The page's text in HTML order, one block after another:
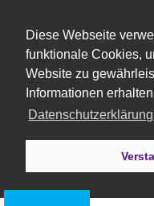
Diese Webseite
funktionale Cookies,
Website zu
Informationen